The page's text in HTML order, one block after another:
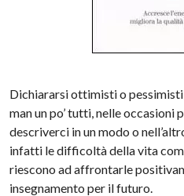
Dichiararsi ottimisti o
man un po’ tutti, nelle occasioni
descriverci in un modo o
infatti le difficoltà della vita
riescono ad affrontarle
insegnamento per il futuro.